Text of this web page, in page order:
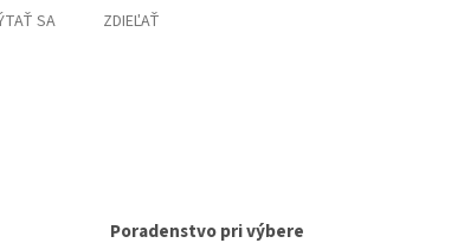
SA ZDIEĽAŤ
Poradenstvo pri výbere